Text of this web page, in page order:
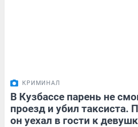
КРИМИНАЛ
В Кузбассе парень не
проезд и убил таксиста.
он уехал в гости к